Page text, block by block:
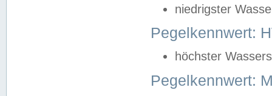
niedrigster
Pegelkennwert:
höchster
Pegelkennwert: